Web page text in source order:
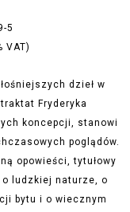
5
VAT)
dzieł w
Fryderyka
koncepcji, stanowi
poglądów.
opowieści, tytułowy
o ludzkiej naturze, o
bytu i o wiecznym